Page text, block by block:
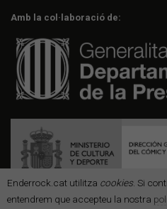
Enderrock.cat utilitza cookies. Si
entendrem que accepteu la nostra
Amb la col·laboració de: